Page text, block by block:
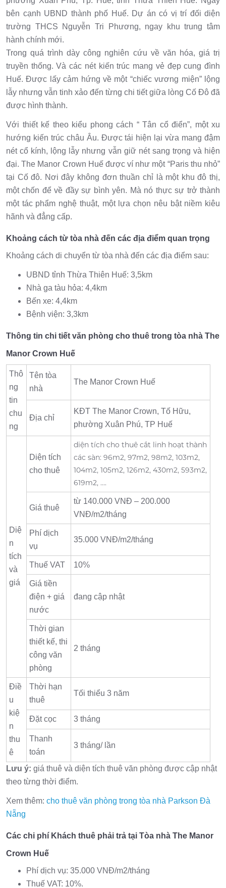
bên cạnh UBND thành phố Huế. Dự án có vị trí đối diện
trường THCS Nguyễn Tri Phương, ngay khu trung tâm
hành chính mới.
Trong quá trình dày công nghiên cứu về văn hóa, giá trị
truyền thống. Và các nét kiến trúc mang vẻ đẹp cung đình
Huế. Được lấy cảm hứng về một “chiếc vương miện” lộng
lẫy nhưng vẫn tinh xảo đến từng chi tiết giữa lòng Cố Đô đã
được hình thành.
Với thiết kế theo kiểu phong cách “ Tân cổ điển”, một xu
hướng kiến trúc châu Âu. Được tái hiện lại vừa mang đậm
nét cổ kính, lộng lẫy nhưng vẫn giữ nét sang trọng và hiện
đại. The Manor Crown Huế được ví như một “Paris thu nhỏ”
tại Cố đô. Nơi đây không đơn thuần chỉ là một khu đô thị,
một chốn để về đầy sự bình yên. Mà nó thực sự trở thành
một tác phẩm nghệ thuật, một lựa chọn nêu bật niềm kiêu
hãnh và đẳng cấp.
Khoảng cách từ tòa nhà đến các địa điểm quan trọng
Khoảng cách di chuyển từ tòa nhà đến các địa điểm sau:
UBND tỉnh Thừa Thiên Huế: 3,5km
Nhà ga tàu hỏa: 4,4km
Bến xe: 4,4km
Bệnh viện: 3,3km
Thông tin chi tiết văn phòng cho thuê trong tòa nhà The
Manor Crown Huế
Thô
ng
tin
chu
ng
Tên tòa
nhà
The Manor Crown Huế
Địa chỉ
KĐT The Manor Crown, Tố Hữu,
phường Xuân Phú, TP Huế
Diệ
n
tích
và
giá
Diện tích
cho thuê
diện tích cho thuê cắt linh hoạt thành
các sàn: 96m2, 97m2, 98m2, 103m2,
104m2, 105m2, 126m2, 430m2, 593m2,
619m2, ….
Giá thuê
từ 140.000 VNĐ – 200.000
VNĐ/m2/tháng
Phí dịch
vụ
35.000 VNĐ/m2/tháng
Thuế VAT 10%
Giá tiền
điện + giá
nước
đang cập nhật
Thời gian
thiết kế, thi
công văn
phòng
2 tháng
Điề
u
kiệ
n
thu
ê
Thời hạn
thuê
Tối thiểu 3 năm
Đặt cọc 3 tháng
Thanh
toán
3 tháng/ lần
Lưu ý: giá thuê và diện tích thuê văn phòng được cập nhật
theo từng thời điểm.
Xem thêm: cho thuê văn phòng trong tòa nhà Parkson Đà
Nẵng
Các chi phí Khách thuê phải trả tại Tòa nhà The Manor
Crown Huế
Phí dịch vụ: 35.000 VNĐ/m2/tháng
Thuế VAT: 10%.